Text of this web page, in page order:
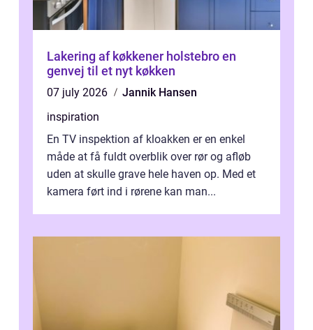
Lakering af køkkener holstebro en
genvej til et nyt køkken
07 july 2026
Jannik Hansen
inspiration
En TV inspektion af kloakken er en enkel
måde at få fuldt overblik over rør og afløb
uden at skulle grave hele haven op. Med et
kamera ført ind i rørene kan man...